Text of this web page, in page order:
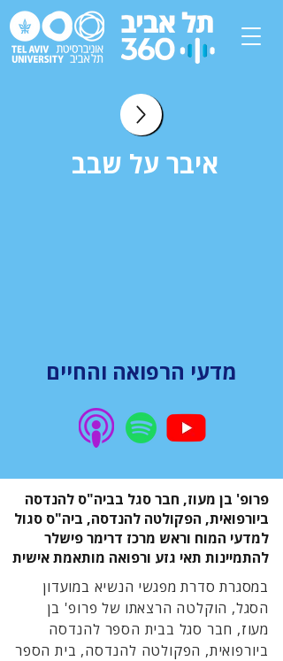
איבר על שבב
מדעי הרפואה והחיים
פרופ' בן מעוז, חבר סגל בביה"ס להנדסה
ביורפואית, הפקולטה להנדסה, ביה"ס סגול
למדעי המוח וראש מרכז דרימר פישלר
להתמיינות תאי גזע ורפואה מותאמת אישית
במסגרת סדרת מפגשי הנשיא במועדון
הסגל, הוקלטה הרצאתו של פרופ' בן
מעוז, חבר סגל בבית הספר להנדסה
ביורפואית, הפקולטה להנדסה, בית הספר